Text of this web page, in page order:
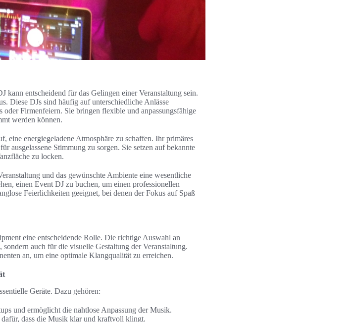
entscheidend für das Gelingen einer Veranstaltung sein.
Diese DJs sind häufig auf unterschiedliche Anlässe
Firmenfeiern. Sie bringen flexible und anpassungsfähige
werden können.
eine energiegeladene Atmosphäre zu schaffen. Ihr primäres
ausgelassene Stimmung zu sorgen. Sie setzen auf bekannte
zu locken.
und das gewünschte Ambiente eine wesentliche
einen Event DJ zu buchen, um einen professionellen
Feierlichkeiten geeignet, bei denen der Fokus auf Spaß
eine entscheidende Rolle. Die richtige Auswahl an
auch für die visuelle Gestaltung der Veranstaltung.
an, um eine optimale Klangqualität zu erreichen.
Geräte. Dazu gehören:
und ermöglicht die nahtlose Anpassung der Musik.
dass die Musik klar und kraftvoll klingt.